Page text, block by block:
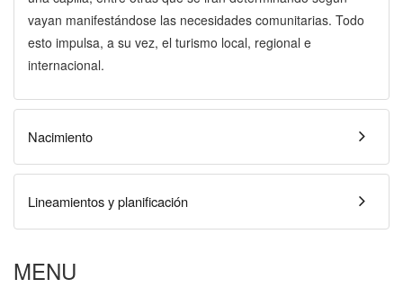
vayan manifestándose las necesidades comunitarias. Todo
esto impulsa, a su vez, el turismo local, regional e
internacional.
Nacimiento
Lineamientos y planificación
MENU